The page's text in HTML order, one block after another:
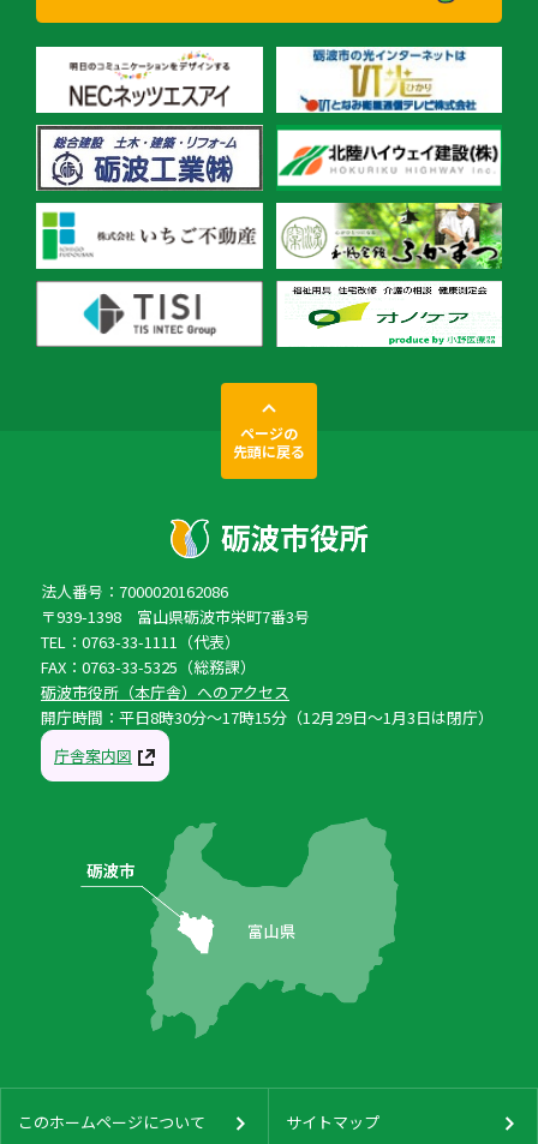
ページの
先頭に戻る
法人番号：7000020162086
〒939-1398 富山県砺波市栄町7番3号
TEL：0763-33-1111（代表）
FAX：0763-33-5325（総務課）
砺波市役所（本庁舎）へのアクセス
開庁時間：平日8時30分〜17時15分（12月29日〜1月3日は閉庁）
庁舎案内図
このホームページについて サイトマップ